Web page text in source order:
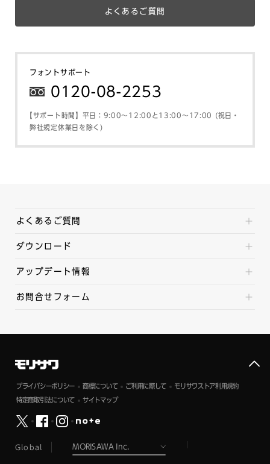
よくあるご質問
フォントサポート
0120-08-2253
【サポート時間】平日：9:00～12:00と13:00～17:00 (祝日・
弊社規定休業日を除く)
よくあるご質問
ダウンロード
アップデート情報
お問合せフォーム
プライバシーポリシー 商標について ご利用に際して モリサワストア利用規約
特定商取引法について サイトマップ
Global